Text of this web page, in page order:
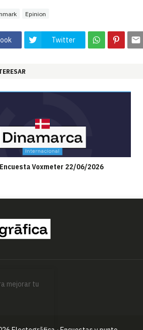
Epinion
Twitter
Encuesta Voxmeter 22/06/2026
mejorar tu